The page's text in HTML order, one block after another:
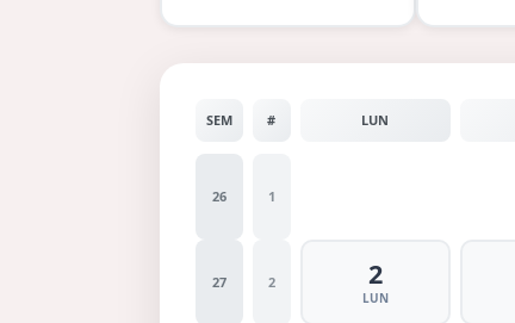
SEM # LUN
26 1
27 2 2
LUN